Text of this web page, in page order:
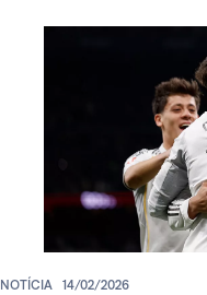
NOTÍCIA 14/02/2026